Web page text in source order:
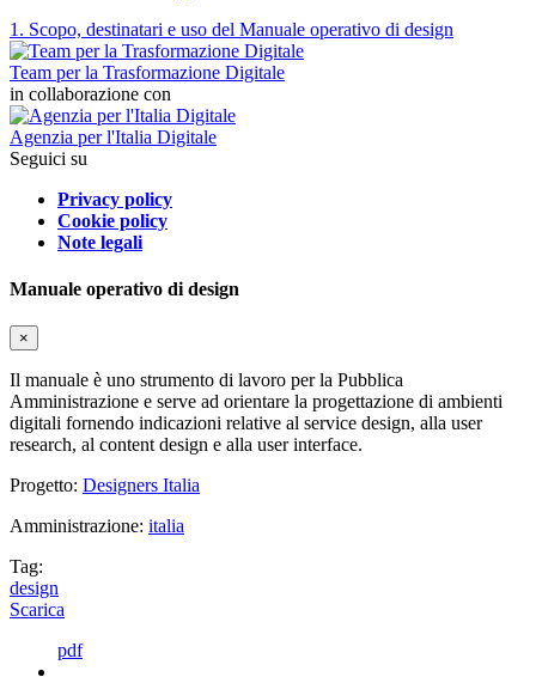
1. Scopo, destinatari e uso del Manuale operativo di design
Team per la Trasformazione Digitale
in collaborazione con
Agenzia per l'Italia Digitale
Seguici su
Privacy policy
Cookie policy
Note legali
Manuale operativo di design
×
Il manuale è uno strumento di lavoro per la Pubblica
Amministrazione e serve ad orientare la progettazione di ambienti
digitali fornendo indicazioni relative al service design, alla user
research, al content design e alla user interface.
Progetto: Designers Italia
Amministrazione: italia
Tag:
design
Scarica
pdf